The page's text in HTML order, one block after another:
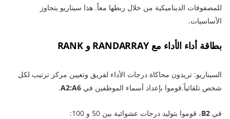
للمصفوفات الديناميكية من خلال ربطها معاً. هذا سيناريو يتجاوز
الأساسيات.
بطاقة أداء الأداء مع RANDARRAY و RANK
السيناريو: تريدون محاكاة درجات الأداء لفريق وتعيين مركز ترتيب لكل
شخص تلقائياً.قوموا بإعداد أسماء الموظفين في A2:A6
.
في B2، قوموا بتوليد درجات عشوائية بين 50 و 100: